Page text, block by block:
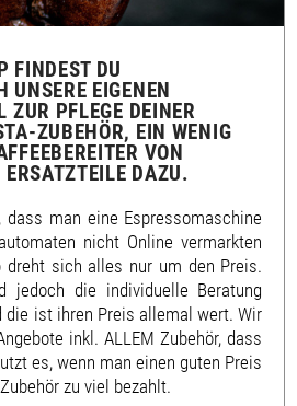
FINDEST DU
EIGENEN K
PFLEGE DEINER M
ZUBEHÖR, EIN WENIG G
VON B
DAZU.
man eine Espressomaschine
nicht Online vermarkten
dreht sich alles nur um den Preis.
jedoch die individuelle Beratung
die ist ihren Preis allemal wert. Wir
inkl. ALLEM Zubehör, dass
es, wenn man einen guten Preis
zu viel bezahlt.